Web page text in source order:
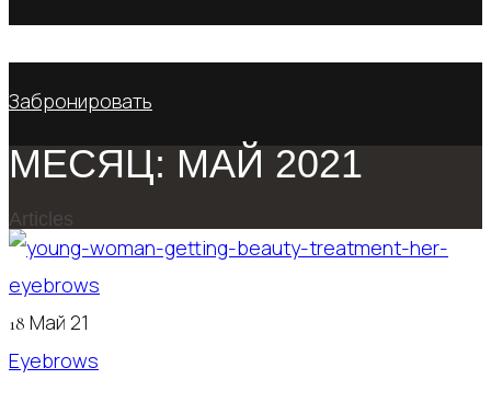
Забронировать
МЕСЯЦ: МАЙ 2021
Articles
18 Май 21
Eyebrows